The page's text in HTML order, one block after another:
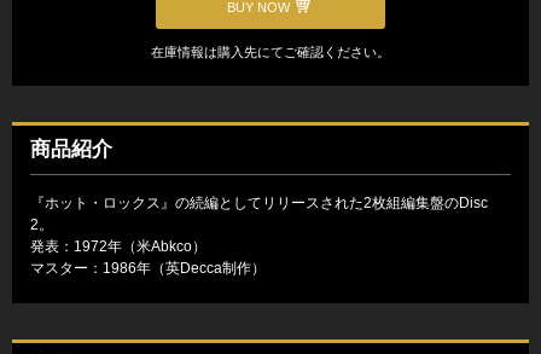
BUY NOW
在庫情報は購入先にてご確認ください。
商品紹介
『ホット・ロックス』の続編としてリリースされた2枚組編集盤のDisc
2。
発表：1972年（米Abkco）
マスター：1986年（英Decca制作）